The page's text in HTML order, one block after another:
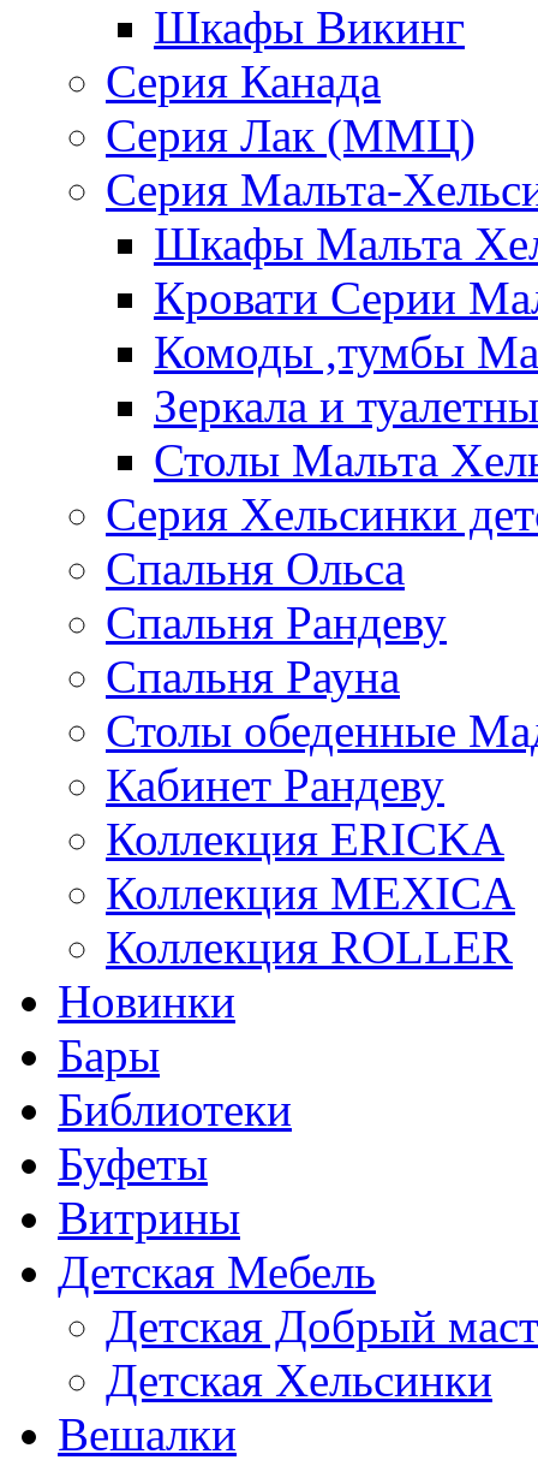
Шкафы Викинг
Серия Канада
Серия Лак (ММЦ)
Серия Мальта-
Шкафы Мальта
Кровати Серии
Комоды ,тумбы
Зеркала и
Столы Мальта
Серия Хельсинки
Спальня Ольса
Спальня Рандеву
Спальня Рауна
Столы обеденные
Кабинет Рандеву
Коллекция ERICKA
Коллекция MEXICA
Коллекция ROLLER
Новинки
Бары
Библиотеки
Буфеты
Витрины
Детская Мебель
Детская Добрый
Детская Хельсинки
Вешалки